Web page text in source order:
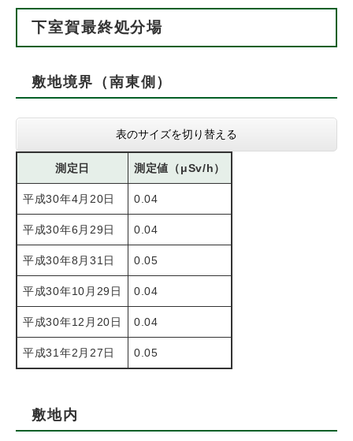
下室賀最終処分場
敷地境界（南東側）
表のサイズを切り替える
測定日 測定値（μSv/h）
平成30年4月20日 0.04
平成30年6月29日 0.04
平成30年8月31日 0.05
平成30年10月29日 0.04
平成30年12月20日 0.04
平成31年2月27日 0.05
敷地内